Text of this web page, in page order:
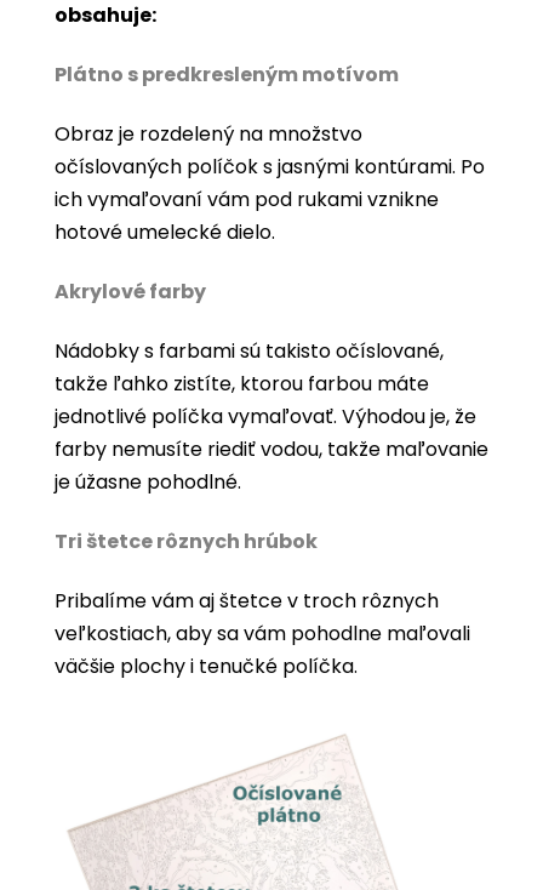
obsahuje:
Plátno s predkresleným motívom
Obraz je rozdelený na množstvo
očíslovaných políčok s jasnými kontúrami. Po
ich vymaľovaní vám pod rukami vznikne
hotové umelecké dielo.
Akrylové farby
Nádobky s farbami sú takisto očíslované,
takže ľahko zistíte, ktorou farbou máte
jednotlivé políčka vymaľovať. Výhodou je, že
farby nemusíte riediť vodou, takže maľovanie
je úžasne pohodlné.
Tri štetce rôznych hrúbok
Pribalíme vám aj štetce v troch rôznych
veľkostiach, aby sa vám pohodlne maľovali
väčšie plochy i tenučké políčka.